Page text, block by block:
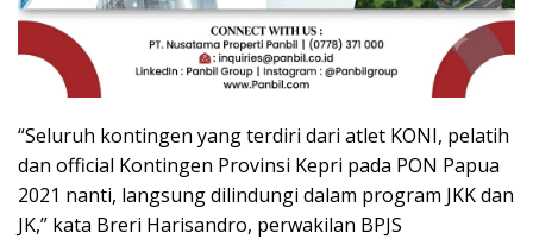
“Seluruh kontingen yang terdiri dari atlet KONI, pelatih
dan official Kontingen Provinsi Kepri pada PON Papua
2021 nanti, langsung dilindungi dalam program JKK dan
JK,” kata Breri Harisandro, perwakilan BPJS